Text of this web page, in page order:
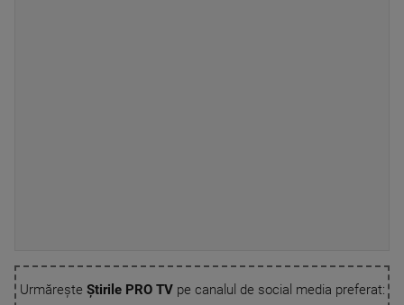
Urmărește Știrile PRO TVpe canalul de social media preferat: